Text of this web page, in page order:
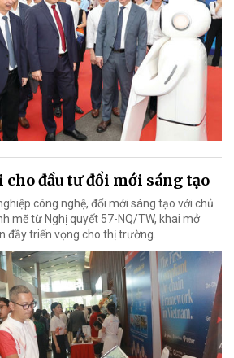
đầu tư đổi mới sáng tạo
công nghệ, đổi mới sáng tạo với chủ
mẽ từ Nghị quyết 57-NQ/TW, khai mở
đầy triển vọng cho thị trường.